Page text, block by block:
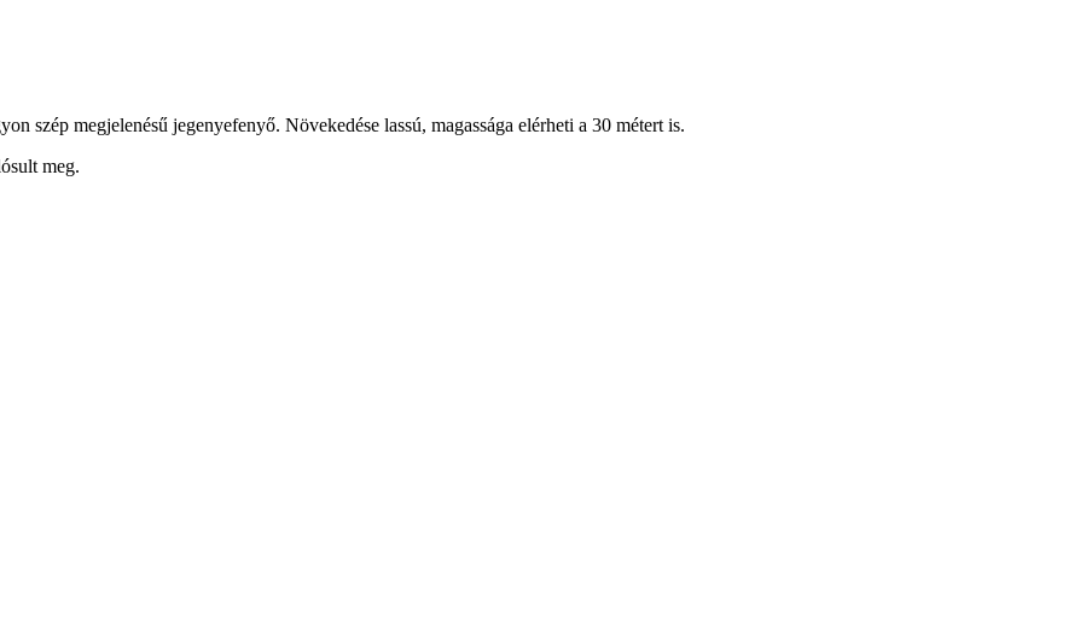
szép megjelenésű jegenyefenyő. Növekedése lassú, magassága elérheti a 30 métert is.
meg.